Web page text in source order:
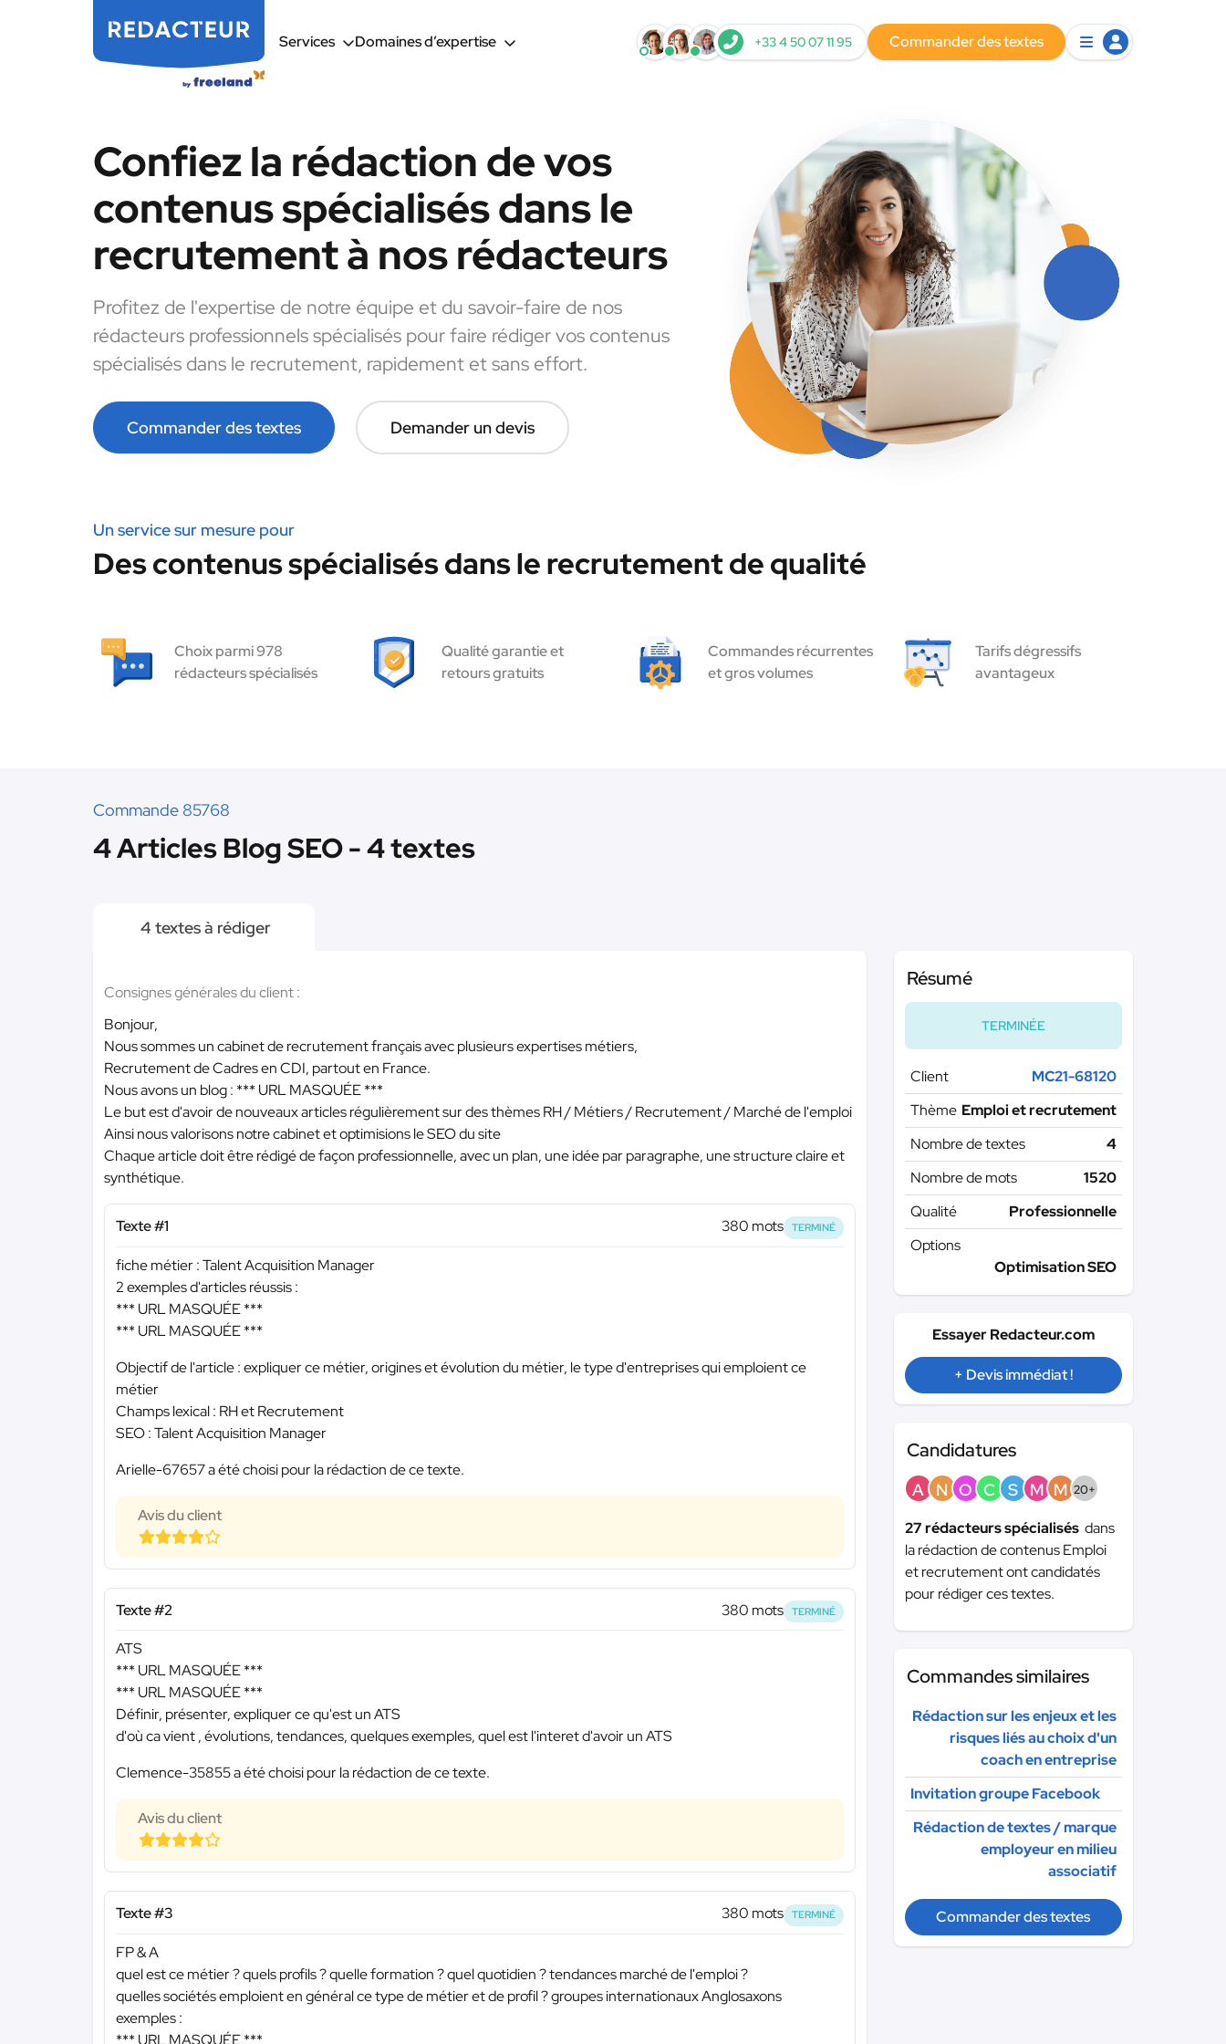
Services Domaines d’expertise +33 4 50 07 11 95 Commander des textes
Confiez la rédaction de vos
contenus spécialisés dans le
recrutement à nos rédacteurs
Profitez de l'expertise de notre équipe et du savoir-faire de nos
rédacteurs professionnels spécialisés pour faire rédiger vos contenus
spécialisés dans le recrutement, rapidement et sans effort.
Commander des textes Demander un devis
Un service sur mesure pour
Des contenus spécialisés dans le recrutement de qualité
Choix parmi 978
rédacteurs spécialisés
Qualité garantie et
retours gratuits
Commandes récurrentes
et gros volumes
Tarifs dégressifs
avantageux
Commande 85768
4 Articles Blog SEO - 4 textes
4 textes à rédiger
Consignes générales du client :
Bonjour,
Nous sommes un cabinet de recrutement français avec plusieurs expertises métiers,
Recrutement de Cadres en CDI, partout en France.
Nous avons un blog : *** URL MASQUÉE ***
Le but est d'avoir de nouveaux articles régulièrement sur des thèmes RH / Métiers / Recrutement / Marché de l'emploi
Ainsi nous valorisons notre cabinet et optimisions le SEO du site
Chaque article doit être rédigé de façon professionnelle, avec un plan, une idée par paragraphe, une structure claire et
synthétique.
Texte #1 380 mots TERMINÉ
fiche métier : Talent Acquisition Manager
2 exemples d'articles réussis :
*** URL MASQUÉE ***
*** URL MASQUÉE ***
Objectif de l'article : expliquer ce métier, origines et évolution du métier, le type d'entreprises qui emploient ce
métier
Champs lexical : RH et Recrutement
SEO : Talent Acquisition Manager
Arielle-67657 a été choisi pour la rédaction de ce texte.
Avis du client
Texte #2 380 mots TERMINÉ
ATS
*** URL MASQUÉE ***
*** URL MASQUÉE ***
Définir, présenter, expliquer ce qu'est un ATS
d'où ca vient , évolutions, tendances, quelques exemples, quel est l'interet d'avoir un ATS
Clemence-35855 a été choisi pour la rédaction de ce texte.
Avis du client
Texte #3 380 mots TERMINÉ
FP & A
quel est ce métier ? quels profils ? quelle formation ? quel quotidien ? tendances marché de l'emploi ?
quelles sociétés emploient en général ce type de métier et de profil ? groupes internationaux Anglosaxons
exemples :
*** URL MASQUÉE ***
Résumé
TERMINÉE
Client
MC21-68120
Thème Emploi et recrutement
Nombre de textes
4
Nombre de mots
1520
Qualité
Professionnelle
Options
Optimisation SEO
Essayer Redacteur.com
+ Devis immédiat !
Candidatures
A N O C S M M 20+
27 rédacteurs spécialisés dans
la rédaction de contenus Emploi
et recrutement ont candidatés
pour rédiger ces textes.
Commandes similaires
Rédaction sur les enjeux et les
risques liés au choix d'un
coach en entreprise
Invitation groupe Facebook
Rédaction de textes / marque
employeur en milieu
associatif
Commander des textes